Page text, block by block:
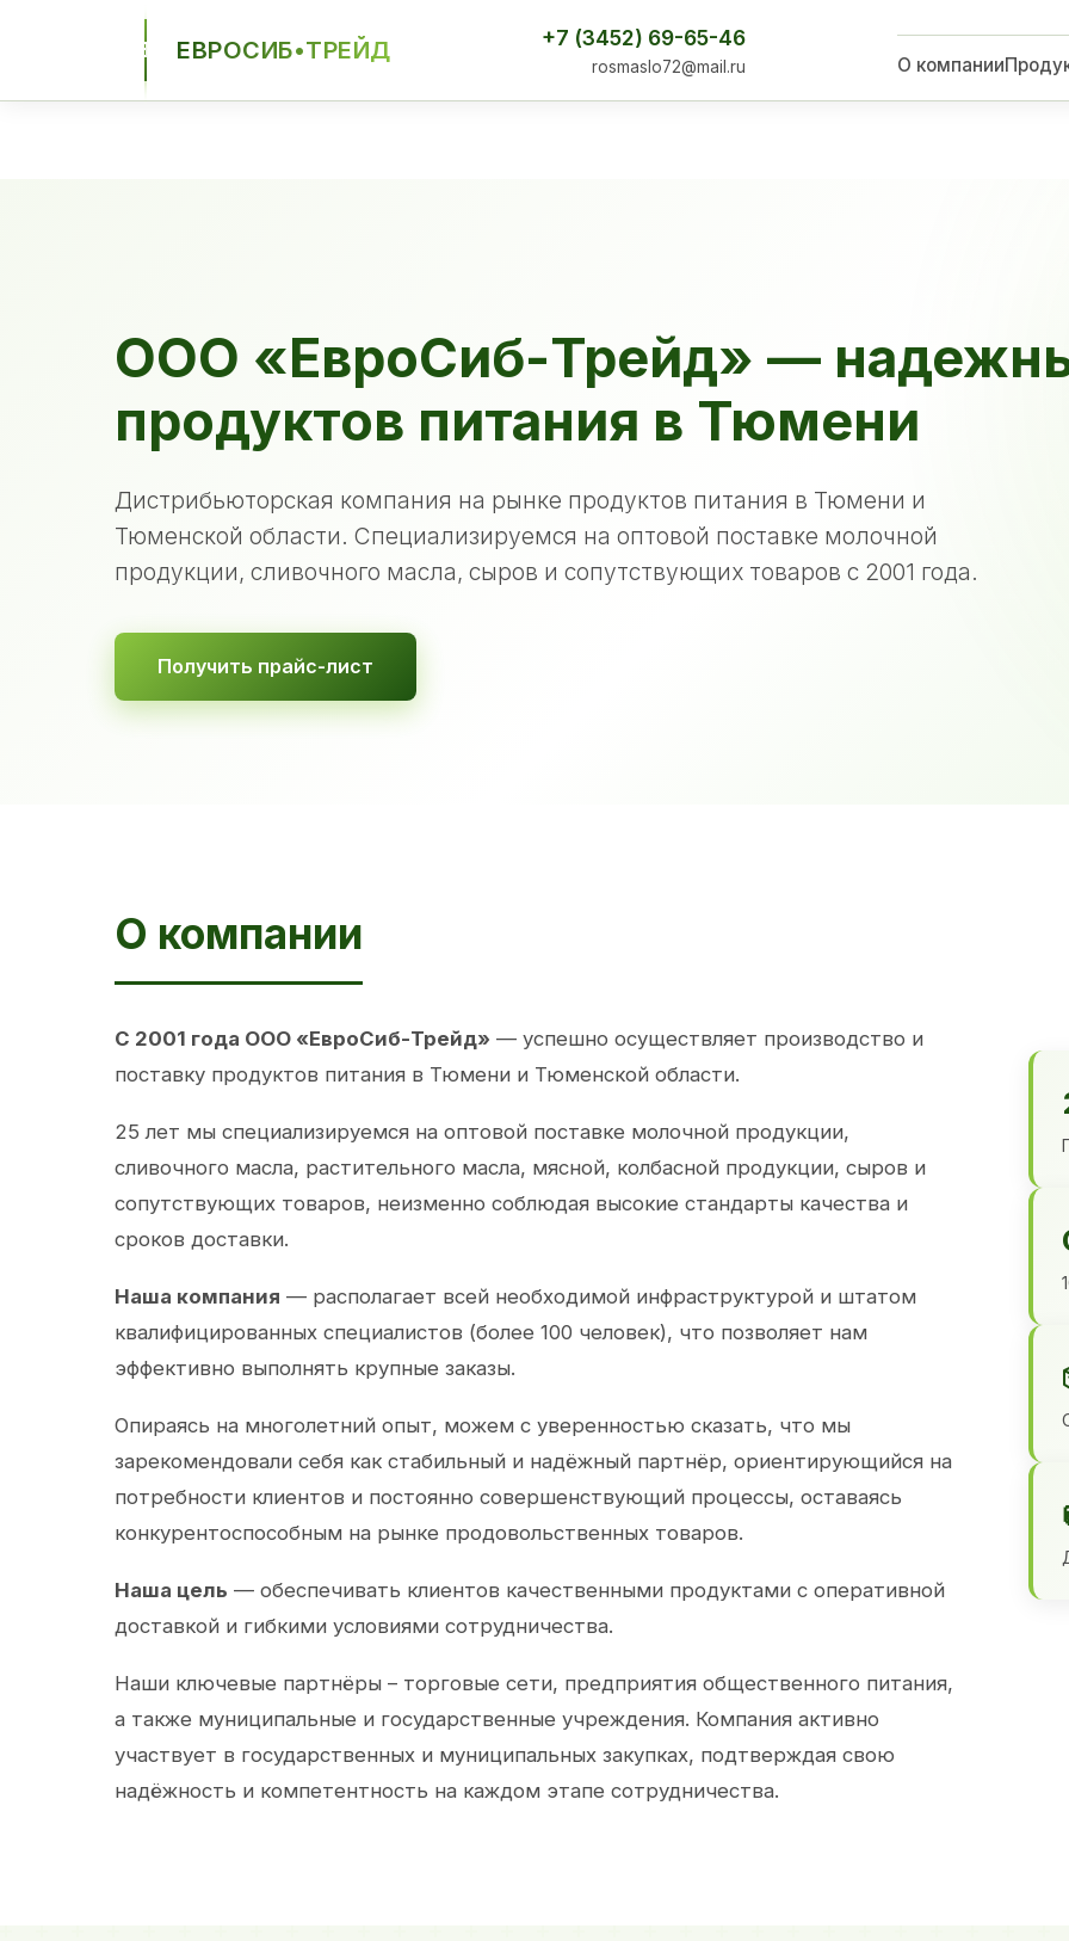
ЕСТ ЕВРОСИБ•ТРЕЙД +7 (3452) 69-65-46
rosmaslo72@mail.ru О компании
ООО «ЕвроСиб-Трейд» —
продуктов питания в Тюмени
Дистрибьюторская компания на рынке продуктов питания в Тюмени и
Тюменской области. Специализируемся на оптовой поставке молочной
продукции, сливочного масла, сыров и сопутствующих товаров с 2001 года.
Получить прайс-лист
О компании
С 2001 года ООО «ЕвроСиб-Трейд» — успешно осуществляет производство и
поставку продуктов питания в Тюмени и Тюменской области.
25 лет мы специализируемся на оптовой поставке молочной продукции,
сливочного масла, растительного масла, мясной, колбасной продукции, сыров и
сопутствующих товаров, неизменно соблюдая высокие стандарты качества и
сроков доставки.
Наша компания — располагает всей необходимой инфраструктурой и штатом
квалифицированных специалистов (более 100 человек), что позволяет нам
эффективно выполнять крупные заказы.
Опираясь на многолетний опыт, можем с уверенностью сказать, что мы
зарекомендовали себя как стабильный и надёжный партнёр, ориентирующийся на
потребности клиентов и постоянно совершенствующий процессы, оставаясь
конкурентоспособным на рынке продовольственных товаров.
Наша цель — обеспечивать клиентов качественными продуктами с оперативной
доставкой и гибкими условиями сотрудничества.
Наши ключевые партнёры – торговые сети, предприятия общественного питания,
а также муниципальные и государственные учреждения. Компания активно
участвует в государственных и муниципальных закупках, подтверждая свою
надёжность и компетентность на каждом этапе сотрудничества.